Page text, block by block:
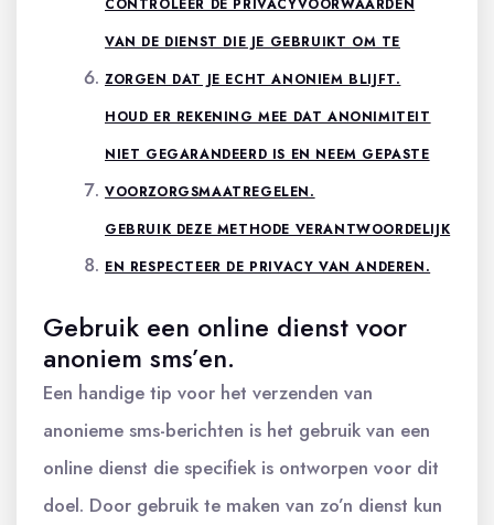
CONTROLEER DE PRIVACYVOORWAARDEN
VAN DE DIENST DIE JE GEBRUIKT OM TE
ZORGEN DAT JE ECHT ANONIEM BLIJFT.
HOUD ER REKENING MEE DAT ANONIMITEIT
NIET GEGARANDEERD IS EN NEEM GEPASTE
VOORZORGSMAATREGELEN.
GEBRUIK DEZE METHODE VERANTWOORDELIJK
EN RESPECTEER DE PRIVACY VAN ANDEREN.
Gebruik een online dienst voor
anoniem sms’en.
Een handige tip voor het verzenden van
anonieme sms-berichten is het gebruik van een
online dienst die specifiek is ontworpen voor dit
doel. Door gebruik te maken van zo’n dienst kun